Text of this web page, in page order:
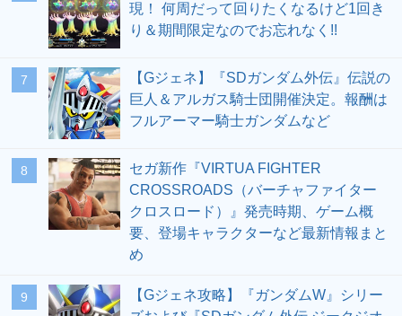
現！ 何周だって回りたくなるけど1回き
り＆期間限定なのでお忘れなく!!
7
【Gジェネ】『SDガンダム外伝』伝説の
巨人＆アルガス騎士団開催決定。報酬は
フルアーマー騎士ガンダムなど
8
セガ新作『VIRTUA FIGHTER
CROSSROADS（バーチャファイター
クロスロード）』発売時期、ゲーム概
要、登場キャラクターなど最新情報まと
め
9
【Gジェネ攻略】『ガンダムW』シリー